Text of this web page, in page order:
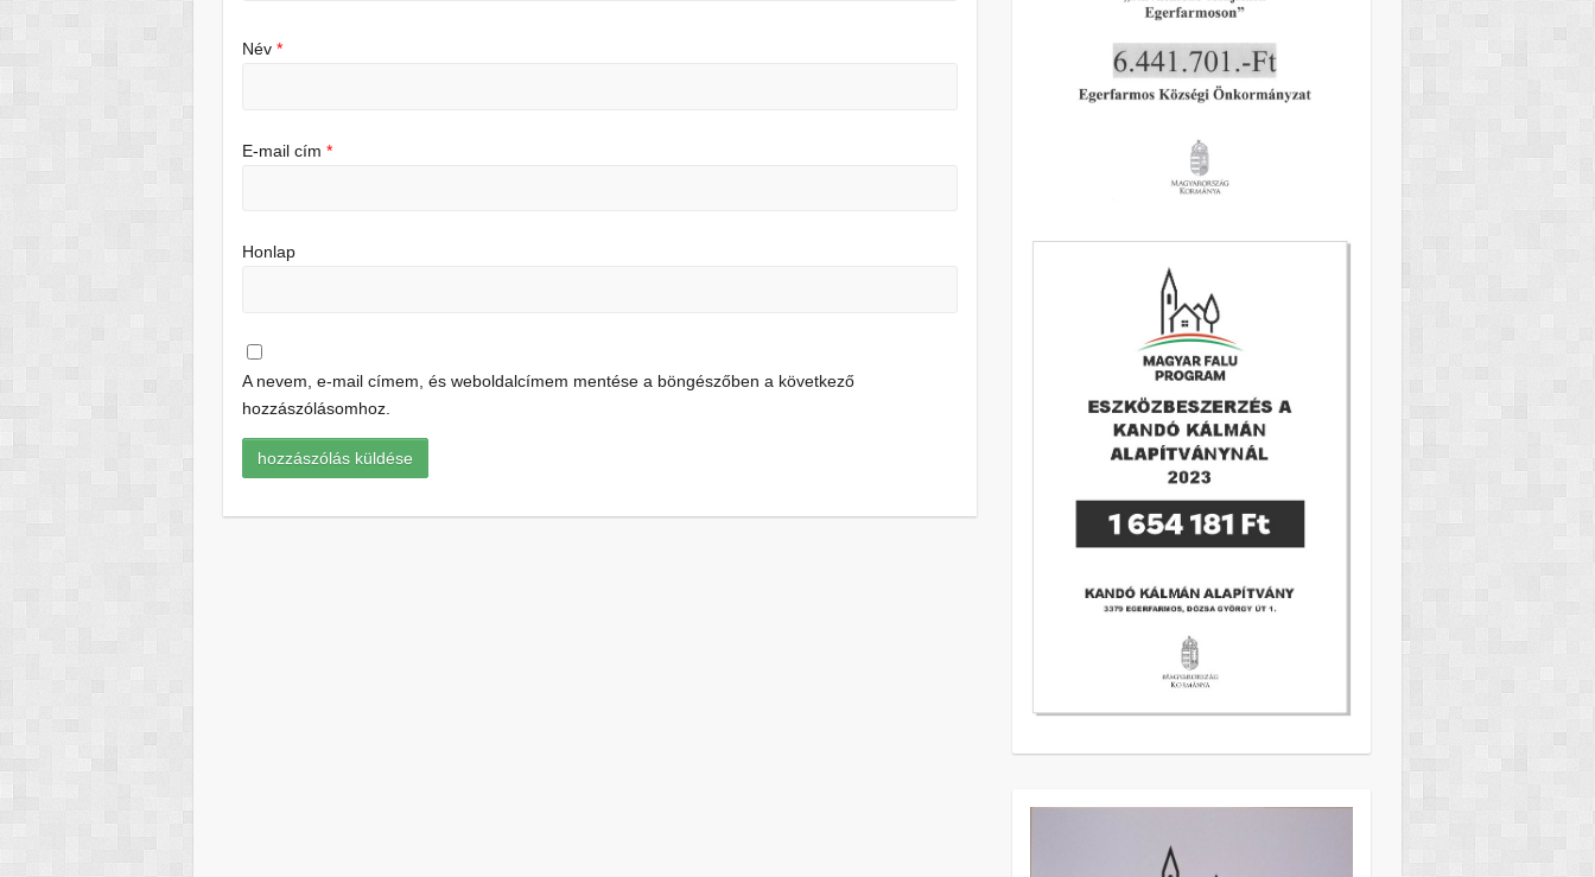
Név*
E-mail cím*
Honlap
A nevem, e-mail címem, és weboldalcímem mentése a böngészőben a következő
hozzászólásomhoz.